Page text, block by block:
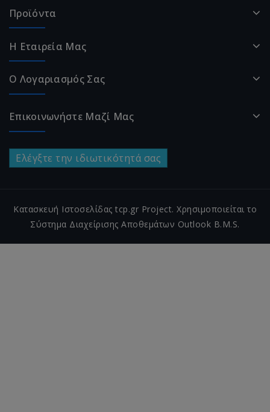
Προϊόντα
Η Εταιρεία Μας
Ο Λογαριασμός Σας
Επικοινωνήστε Μαζί Μας
Ελέγξτε την ιδιωτικότητά σας
Κατασκευή Ιστοσελίδας tcp.gr Project. Χρησιμοποιείται το
Σύστημα Διαχείρισης Αποθεμάτων Outlook B.M.S.